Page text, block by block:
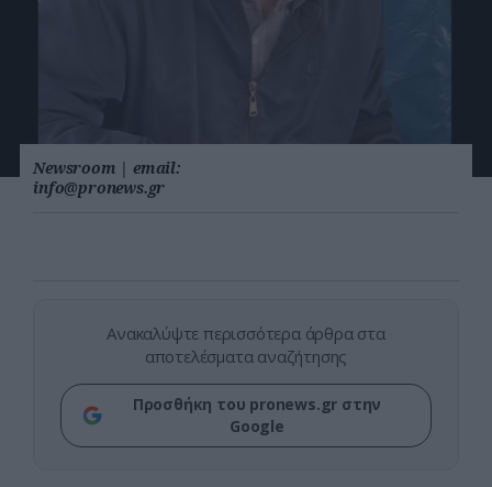
Newsroom | email:
info@pronews.gr
Ανακαλύψτε περισσότερα άρθρα στα
αποτελέσματα αναζήτησης
Προσθήκη του pronews.gr στην
Google